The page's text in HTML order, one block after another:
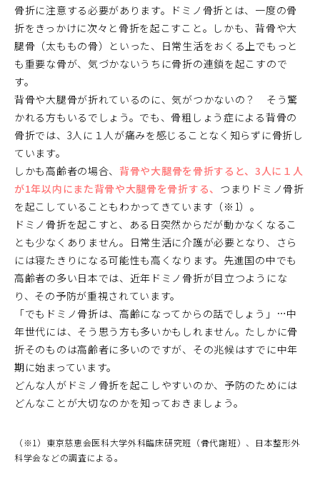
骨折に注意する必要があります。ドミノ骨折とは、一度の骨
折をきっかけに次々と骨折を起こすこと。しかも、背骨や大
腿骨（太ももの骨）といった、日常生活をおくる上でもっと
も重要な骨が、気づかないうちに骨折の連鎖を起こすので
す。
背骨や大腿骨が折れているのに、気がつかないの？ そう驚
かれる方もいるでしょう。でも、骨粗しょう症による背骨の
骨折では、3人に１人が痛みを感じることなく知らずに骨折し
ています。
しかも高齢者の場合、 背骨や大腿骨を骨折すると、3人に１人
が1年以内にまた背骨や大腿骨を骨折する、 つまりドミノ骨折
を起こしていることもわかってきています（※1）。
ドミノ骨折を起こすと、ある日突然からだが動かなくなるこ
とも少なくありません。日常生活に介護が必要となり、さら
には寝たきりになる可能性も高くなります。先進国の中でも
高齢者の多い日本では、近年ドミノ骨折が目立つようにな
り、その予防が重視されています。
「でもドミノ骨折は、高齢になってからの話でしょう」…中
年世代には、そう思う方も多いかもしれません。たしかに骨
折そのものは高齢者に多いのですが、その兆候はすでに中年
期に始まっています。
どんな人がドミノ骨折を起こしやすいのか、予防のためには
どんなことが大切なのかを知っておきましょう。
（※1）東京慈恵会医科大学外科臨床研究班（骨代謝班）、日本整形外
科学会などの調査による。